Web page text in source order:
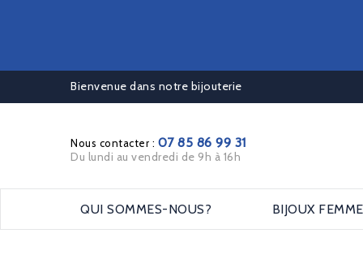
Bienvenue dans notre bijouterie
Nous contacter : 07 85 86 99 31
Du lundi au vendredi de 9h à 16h
QUI SOMMES-NOUS? BIJOUX FEMME